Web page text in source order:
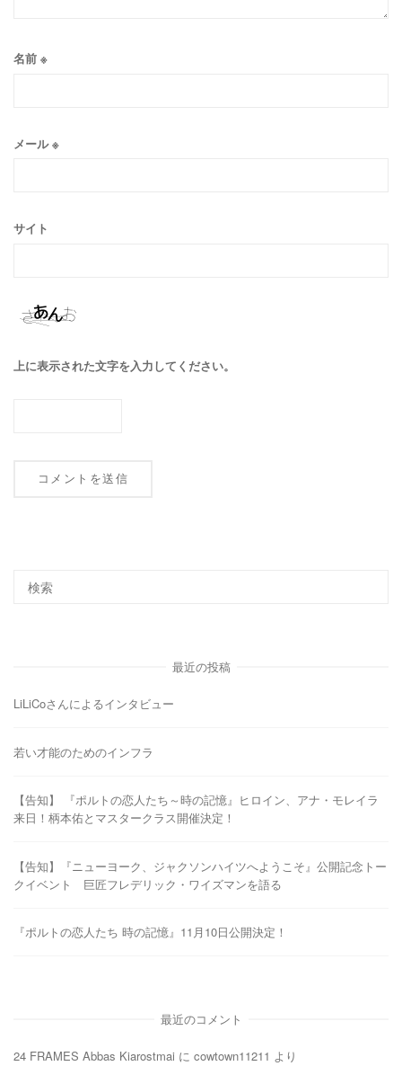
名前 ※
メール※
サイト
上に表示された文字を入力してください。
最近の投稿
LiLiCoさんによるインタビュー
若い才能のためのインフラ
【告知】 『ポルトの恋人たち～時の記憶』ヒロイン、アナ・モレイラ
来日！柄本佑とマスタークラス開催決定！
【告知】『ニューヨーク、ジャクソンハイツへようこそ』公開記念トー
クイベント 巨匠フレデリック・ワイズマンを語る
『ポルトの恋人たち 時の記憶』11月10日公開決定！
最近のコメント
24 FRAMES Abbas Kiarostmai に cowtown11211 より